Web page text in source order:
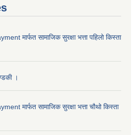
मार्फत सामाजिक सुरक्षा भत्ता पहिलो किस्ता
।
मार्फत सामाजिक सुरक्षा भत्ता चौथो किस्ता